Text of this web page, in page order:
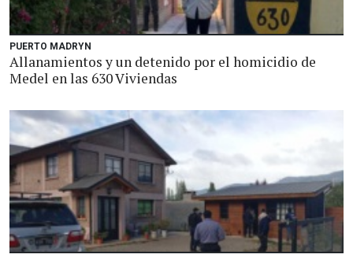
PUERTO MADRYN
Allanamientos y un detenido por el homicidio de
Medel en las 630 Viviendas